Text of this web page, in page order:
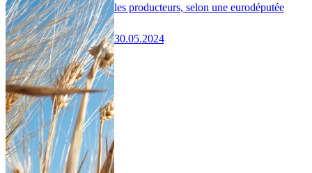
les producteurs, selon une eurodéputée
30.05.2024